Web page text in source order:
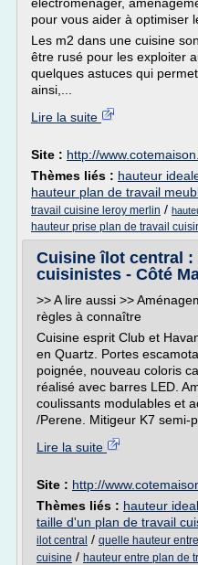
pour vous aider à optimiser
Les m2 dans une cuisine
être rusé pour les exploiter
quelques astuces qui
ainsi,...
Lire la suite
Site : http://
Thèmes liés : hauteur
hauteur plan de travail
travail cuisine leroy merlin /
hauteur prise plan de travail
Cuisine îlot central :
cuisinistes - Côté
>> A lire aussi >>
règles à connaître
Cuisine esprit Club et
en Quartz. Portes
poignée, nouveau coloris
réalisé avec barres LED.
coulissants modulables et
/Perene. Mitigeur K7 semi-
Lire la suite
Site : http://
Thèmes liés : hauteur
taille d'un plan de travail
ilot central / quelle hauteur
cuisine / hauteur entre plan de